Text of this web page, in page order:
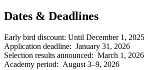
Dates & Deadlines
Early bird discount: Until December 1, 2025
Application deadline: January 31, 2026
Selection results announced: March 1, 2026
Academy period: August 3–9, 2026